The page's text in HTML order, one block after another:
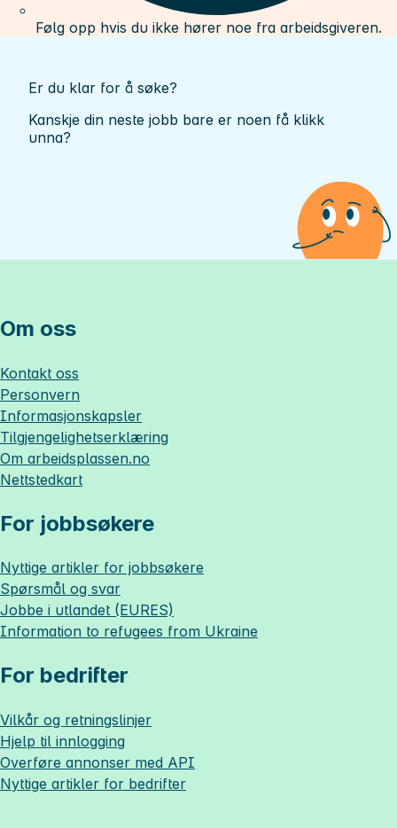
Følg opp hvis du ikke hører noe fra arbeidsgiveren.
Er du klar for å søke?
Kanskje din neste jobb bare er noen få klikk
unna?
Om oss
Kontakt oss
Personvern
Informasjonskapsler
Tilgjengelighetserklæring
Om arbeidsplassen.no
Nettstedkart
For jobbsøkere
Nyttige artikler for jobbsøkere
Spørsmål og svar
Jobbe i utlandet (EURES)
Information to refugees from Ukraine
For bedrifter
Vilkår og retningslinjer
Hjelp til innlogging
Overføre annonser med API
Nyttige artikler for bedrifter